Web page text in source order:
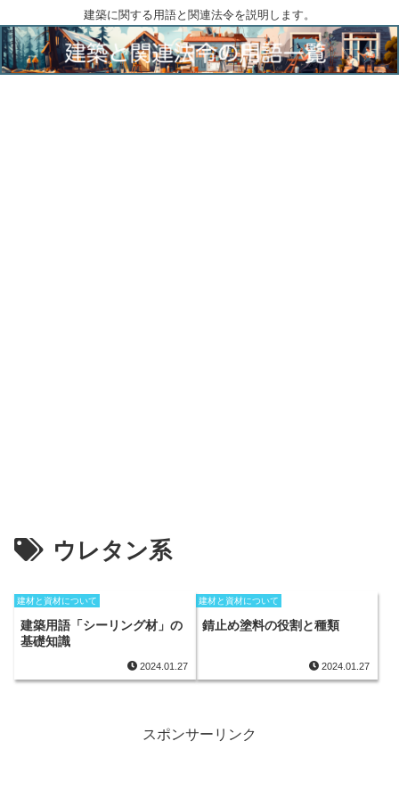
建築に関する用語と関連法令を説明します。
ウレタン系
建材と資材について
建築用語「シーリング材」の
基礎知識
2024.01.27
建材と資材について
錆止め塗料の役割と種類
2024.01.27
スポンサーリンク